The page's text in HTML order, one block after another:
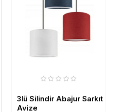
3lü Silindir Abajur Sarkıt
Avize